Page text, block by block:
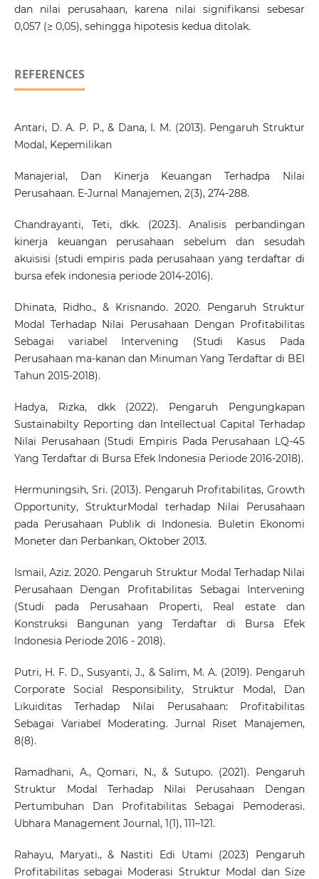
dan nilai perusahaan, karena nilai signifikansi sebesar
0,057 (≥ 0,05), sehingga hipotesis kedua ditolak.
REFERENCES
Antari, D. A. P. P., & Dana, I. M. (2013). Pengaruh Struktur
Modal, Kepemilikan
Manajerial, Dan Kinerja Keuangan Terhadpa Nilai
Perusahaan. E-Jurnal Manajemen, 2(3), 274-288.
Chandrayanti, Teti, dkk. (2023). Analisis perbandingan
kinerja keuangan perusahaan sebelum dan sesudah
akuisisi (studi empiris pada perusahaan yang terdaftar di
bursa efek indonesia periode 2014-2016).
Dhinata, Ridho., & Krisnando. 2020. Pengaruh Struktur
Modal Terhadap Nilai Perusahaan Dengan Profitabilitas
Sebagai variabel Intervening (Studi Kasus Pada
Perusahaan ma-kanan dan Minuman Yang Terdaftar di BEI
Tahun 2015-2018).
Hadya, Rizka, dkk (2022). Pengaruh Pengungkapan
Sustainabilty Reporting dan Intellectual Capital Terhadap
Nilai Perusahaan (Studi Empiris Pada Perusahaan LQ-45
Yang Terdaftar di Bursa Efek Indonesia Periode 2016-2018).
Hermuningsih, Sri. (2013). Pengaruh Profitabilitas, Growth
Opportunity, StrukturModal terhadap Nilai Perusahaan
pada Perusahaan Publik di Indonesia. Buletin Ekonomi
Moneter dan Perbankan, Oktober 2013.
Ismail, Aziz. 2020. Pengaruh Struktur Modal Terhadap Nilai
Perusahaan Dengan Profitabilitas Sebagai Intervening
(Studi pada Perusahaan Properti, Real estate dan
Konstruksi Bangunan yang Terdaftar di Bursa Efek
Indonesia Periode 2016 - 2018).
Putri, H. F. D., Susyanti, J., & Salim, M. A. (2019). Pengaruh
Corporate Social Responsibility, Struktur Modal, Dan
Likuiditas Terhadap Nilai Perusahaan: Profitabilitas
Sebagai Variabel Moderating. Jurnal Riset Manajemen,
8(8).
Ramadhani, A., Qomari, N., & Sutupo. (2021). Pengaruh
Struktur Modal Terhadap Nilai Perusahaan Dengan
Pertumbuhan Dan Profitabilitas Sebagai Pemoderasi.
Ubhara Management Journal, 1(1), 111–121.
Rahayu, Maryati., & Nastiti Edi Utami (2023) Pengaruh
Profitabilitas sebagai Moderasi Struktur Modal dan Size